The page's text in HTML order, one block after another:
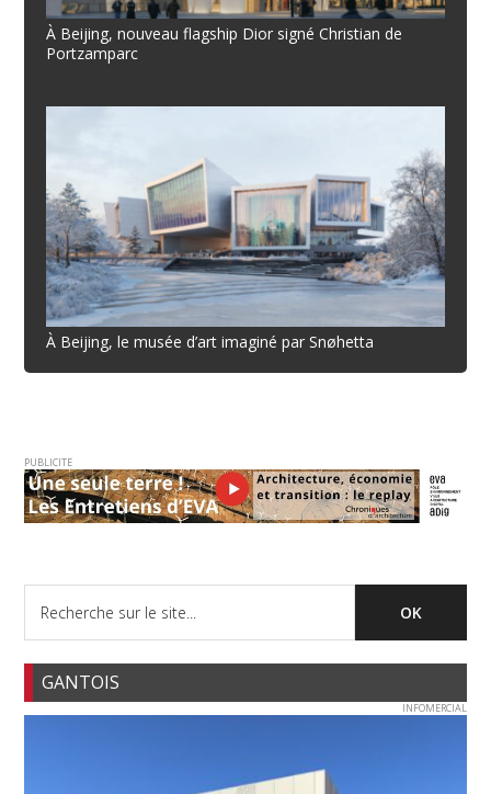
À Beijing, nouveau flagship Dior signé Christian de
Portzamparc
À Beijing, le musée d’art imaginé par Snøhetta
PUBLICITE
GANTOIS
INFOMERCIAL